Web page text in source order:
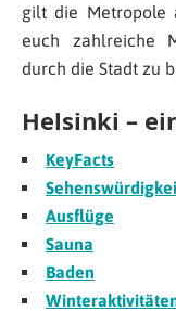
gilt die Metropole
euch zahlreiche
durch die Stadt zu
Helsinki –
KeyFacts
Ausflüge
Sauna
Baden